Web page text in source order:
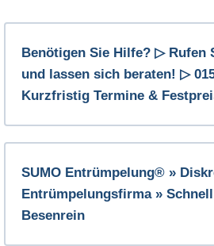
Benötigen Sie Hilfe? ▷ Rufen
und lassen sich beraten! ▷
Kurzfristig Termine &
SUMO Entrümpelung® »
Entrümpelungsfirma »
Besenrein